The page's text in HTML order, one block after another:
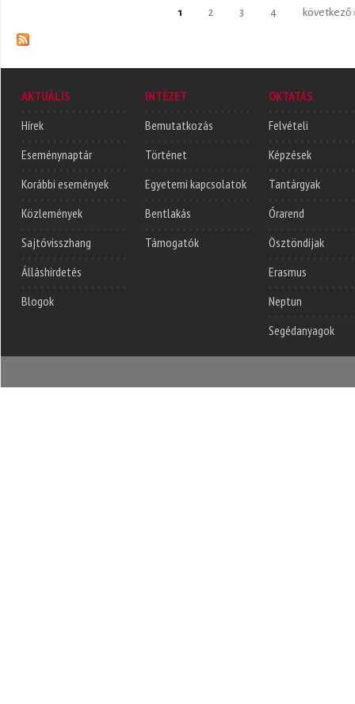
1 2 3 4 következő
AKTUÁLIS
Hírek
Eseménynaptár
Korábbi események
Közlemények
Sajtóvisszhang
Álláshirdetés
Blogok
INTÉZET
Bemutatkozás
Történet
Egyetemi kapcsolatok
Bentlakás
Támogatók
OKTATÁS
Felvételi
Képzések
Tantárgyak
Órarend
Ösztöndíjak
Erasmus
Neptun
Segédanyagok